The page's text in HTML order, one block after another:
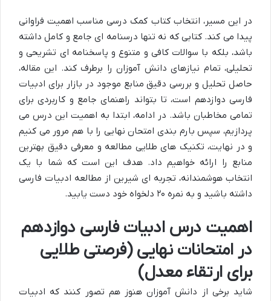
در این مسیر، انتخاب کتاب کمک درسی مناسب اهمیت فراوانی
پیدا می کند. کتابی که نه تنها درسنامه ای جامع و کامل داشته
باشد، بلکه با سوالات کافی و متنوع و پاسخنامه ای تشریحی و
تحلیلی، تمام نیازهای دانش آموزان را برطرف کند. این مقاله،
حاصل تحلیل و بررسی دقیق منابع موجود در بازار برای ادبیات
فارسی دوازدهم است، تا بتواند راهنمای جامع و کاربردی برای
تمامی مخاطبان باشد. در ادامه، ابتدا به اهمیت این درس می
پردازیم، سپس بارم بندی امتحان نهایی را با هم مرور می کنیم
و در نهایت، تکنیک های طلایی مطالعه و معرفی دقیق بهترین
منابع را ارائه خواهیم داد. هدف این است که شما با یک
انتخاب هوشمندانه، تجربه ای شیرین از مطالعه ادبیات فارسی
داشته باشید و به نمره ۲۰ دلخواه خود دست یابید.
اهمیت درس ادبیات فارسی دوازدهم
در امتحانات نهایی (فرصتی طلایی
برای ارتقاء معدل)
شاید برخی از دانش آموزان هنوز هم تصور کنند که ادبیات